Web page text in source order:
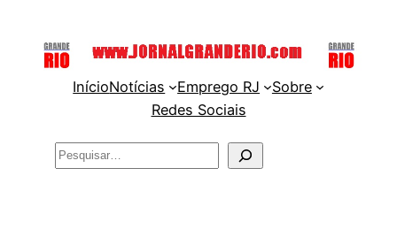
InícioNotícias Emprego RJ
Sobre
Redes Sociais
Pesquisar